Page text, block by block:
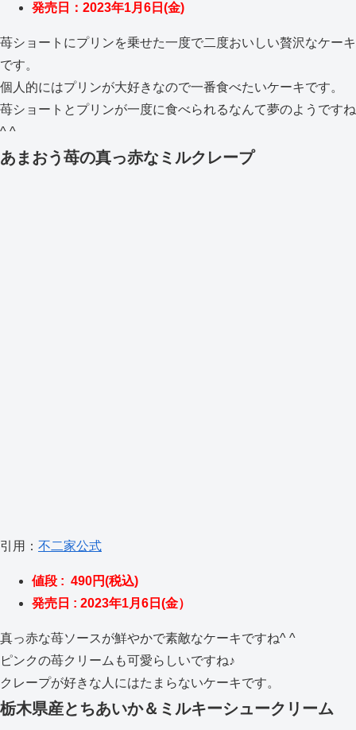
発売日：2023年1月6日(金)
苺ショートにプリンを乗せた一度で二度おいしい贅沢なケーキ
です。
個人的にはプリンが大好きなので一番食べたいケーキです。
苺ショートとプリンが一度に食べられるなんて夢のようですね
^ ^
あまおう苺の真っ赤なミルクレープ
引用： 不二家公式
値段 : 490円(税込)
発売日 : 2023年1月6日(金）
真っ赤な苺ソースが鮮やかで素敵なケーキですね^ ^
ピンクの苺クリームも可愛らしいですね♪
クレープが好きな人にはたまらないケーキです。
栃木県産とちあいか＆ミルキーシュークリーム